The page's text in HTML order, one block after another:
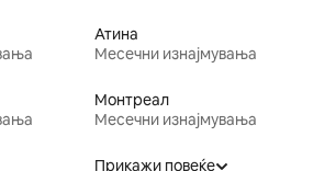
Атина
Месечни изнајмувања
Монтреал
Месечни изнајмувања
Прикажи повеќе